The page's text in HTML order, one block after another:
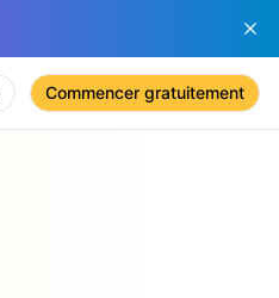
Commencer gratuitement